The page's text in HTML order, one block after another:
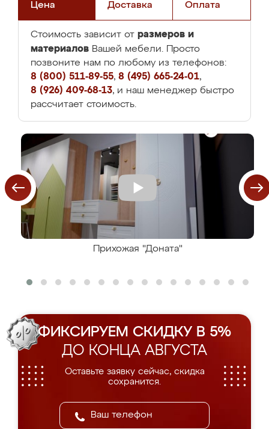
Цена Доставка Оплата
Стоимость зависит от размеров и
материалов Вашей мебели. Просто
позвоните нам по любому из телефонов:
8 (800) 511-89-55, 8 (495) 665-24-01,
8 (926) 409-68-13, и наш менеджер быстро
рассчитает стоимость.
Прихожая "Доната"
ФИКСИРУЕМ СКИДКУ В 5%
ДО КОНЦА АВГУСТА
Оставьте заявку сейчас, скидка
сохранится.